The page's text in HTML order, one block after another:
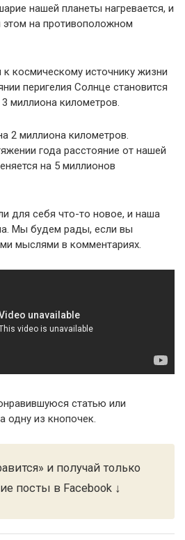
нашей планеты нагревается, и
этом на противоположном
космическому источнику жизни
перигелия Солнце становится
миллиона километров.
2 миллиона километров.
года расстояние от нашей
на 5 миллионов
для себя что-то новое, и наша
Мы будем рады, если вы
мыслями в комментариях.
статью или
одну из кнопочек.
и получай только
посты в Facebook ↓